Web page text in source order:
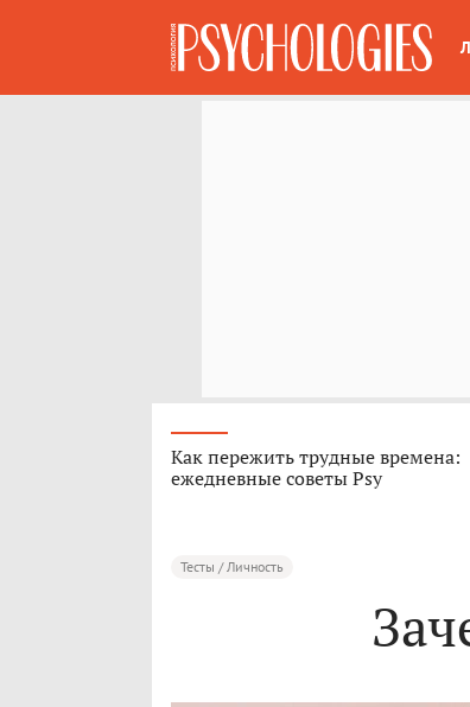
Как пережить трудные времена:
ежедневные советы Psy
Тесты / Личность